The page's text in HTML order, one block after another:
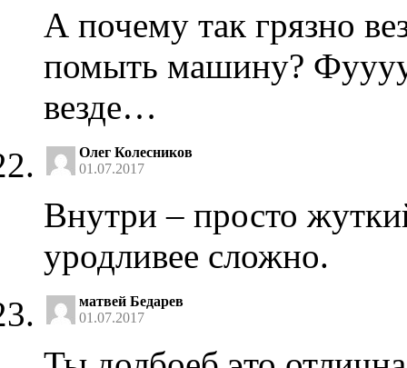
А почему так грязно
помыть машину? Фуууу
везде…
Олег Колесников
01.07.2017
Внутри – просто
уродливее сложно.
матвей Бедарев
01.07.2017